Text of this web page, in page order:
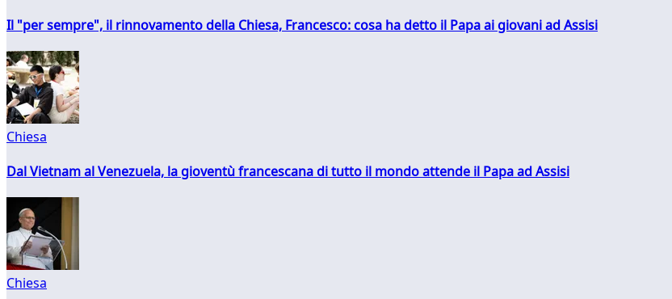
Il "per sempre", il rinnovamento della Chiesa, Francesco: cosa ha detto il Papa ai giovani ad Assisi
Chiesa
Dal Vietnam al Venezuela, la gioventù francescana di tutto il mondo attende il Papa ad Assisi
Chiesa